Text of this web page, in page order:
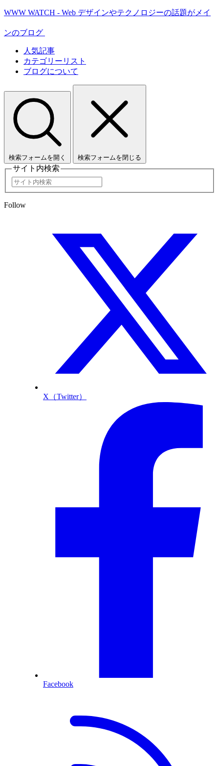
WWW WATCH - Web デザインやテクノロジーの話題がメイ
ンのブログ
人気記事
カテゴリーリスト
ブログについて
検索フォームを開く 検索フォームを閉じる
サイト内検索
Follow
X（Twitter）
Facebook